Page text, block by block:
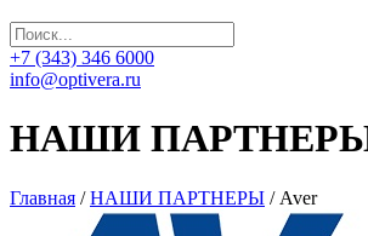
+7 (343) 346 6000
info@optivera.ru
НАШИ
Главная / НАШИ ПАРТНЕРЫ / Aver